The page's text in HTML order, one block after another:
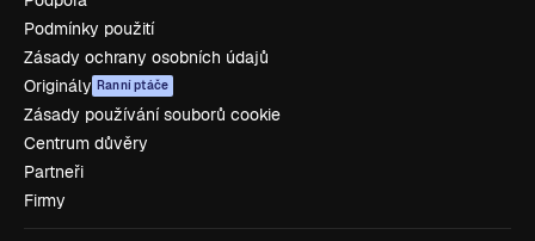
Podmínky použití
Zásady ochrany osobních údajů
Originály Ranní ptáče
Zásady používání souborů cookie
Centrum důvěry
Partneři
Firmy